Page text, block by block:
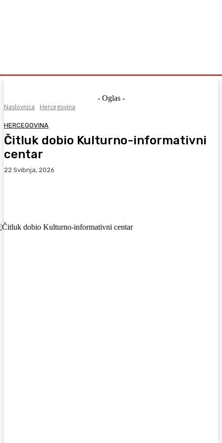
- Oglas -
Naslovnica
Hercegovina
HERCEGOVINA
Čitluk dobio Kulturno-informativni
centar
22 Svibnja, 2026